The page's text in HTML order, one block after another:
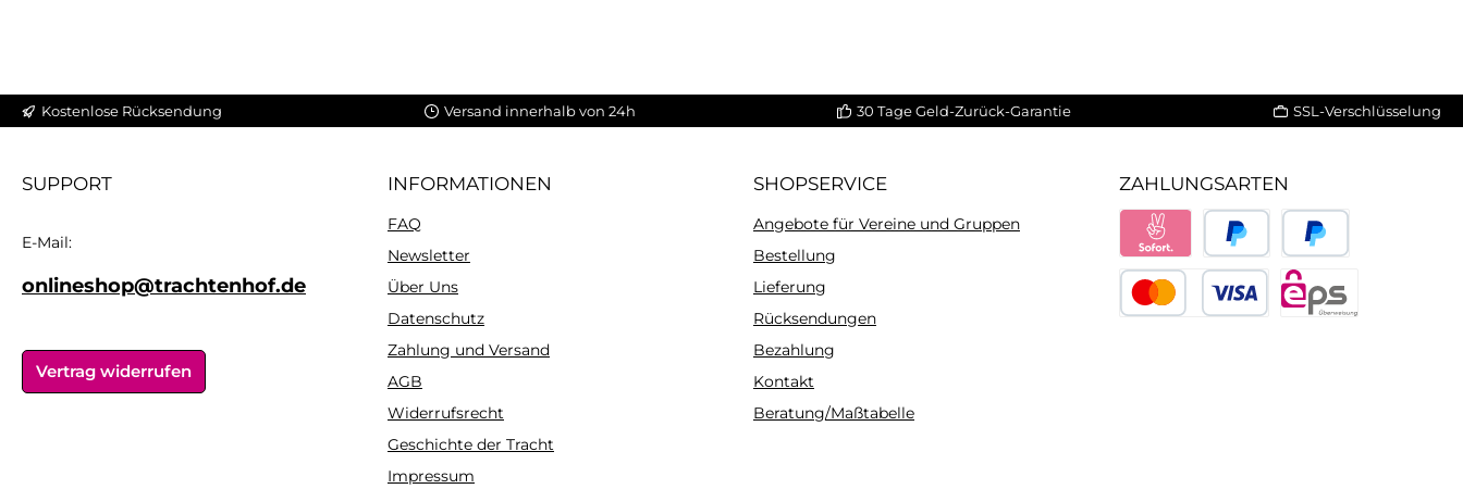
Kostenlose Rücksendung Versand innerhalb von 24h 30 Tage Geld-Zurück-Garantie SSL-Verschlüsselung
SUPPORT
E-Mail:
onlineshop@trachtenhof.de
Vertrag widerrufen
INFORMATIONEN
FAQ
Newsletter
Über Uns
Datenschutz
Zahlung und Versand
AGB
Widerrufsrecht
Geschichte der Tracht
Impressum
SHOPSERVICE
Angebote für Vereine und Gruppen
Bestellung
Lieferung
Rücksendungen
Bezahlung
Kontakt
Beratung/Maßtabelle
ZAHLUNGSARTEN
PayPal Später bezahlen
Sofort